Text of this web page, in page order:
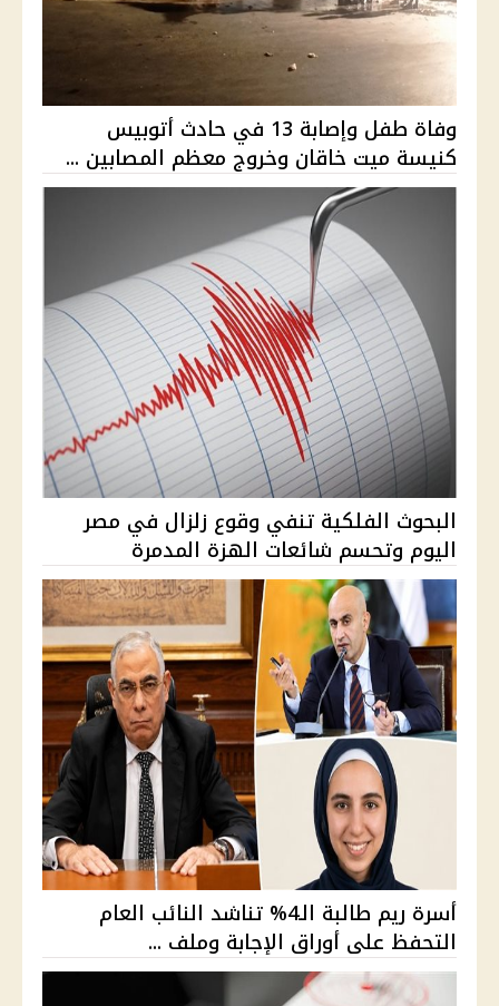
وفاة طفل وإصابة 13 في حادث أتوبيس
كنيسة ميت خاقان وخروج معظم المصابين ...
البحوث الفلكية تنفي وقوع زلزال في مصر
اليوم وتحسم شائعات الهزة المدمرة
أسرة ريم طالبة الـ4% تناشد النائب العام
التحفظ على أوراق الإجابة وملف ...